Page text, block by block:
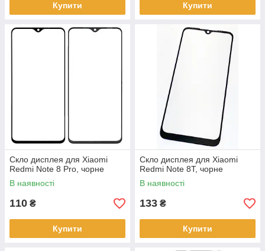
Купити Купити
Скло дисплея для Xiaomi
Redmi Note 8 Pro, чорне
В наявності
110 ₴
Купити
Скло дисплея для Xiaomi
Redmi Note 8T, чорне
В наявності
133 ₴
Купити